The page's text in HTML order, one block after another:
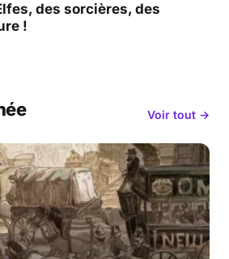
des sorcières, des
!
Voir tout →